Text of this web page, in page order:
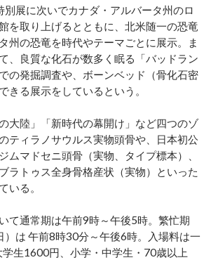
展に次いでカナダ・アルバータ州のロ
を取り上げるとともに、北米随一の恐竜
州の恐竜を時代やテーマごとに展示。ま
、良質な化石が数多く眠る「バッドラン
の発掘調査や、ボーンベッド（骨化石密
きる展示をしているという。
大陸」「新時代の幕開け」など四つのゾ
ティラノサウルス実物頭骨や、日本初公
ムマドセニ頭骨（実物、タイプ標本）、
ラトゥス全身骨格産状（実物）といった
いる。
て通常期は午前9時～午後5時。繁忙期
）は 午前8時30分～午後6時。入場料は一
生1600円、小学・中学生・70歳以上